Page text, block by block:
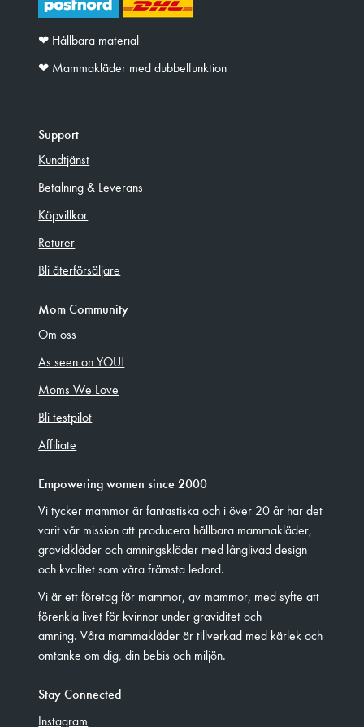
❤︎ Hållbara material
❤︎ Mammakläder med dubbelfunktion
Support
Kundtjänst
Betalning & Leverans
Köpvillkor
Returer
Bli återförsäljare
Mom Community
Om oss
As seen on YOU!
Moms We Love
Bli testpilot
Affiliate
Empowering women since 2000
Vi tycker mammor är fantastiska och i över 20 år har det
varit vår mission att producera hållbara mammakläder,
gravidkläder och amningskläder med långlivad design
och kvalitet som våra främsta ledord.
Vi är ett företag för mammor, av mammor, med syfte att
förenkla livet för kvinnor under graviditet och
amning. Våra mammakläder är tillverkad med kärlek och
omtanke om dig, din bebis och miljön.
Stay Connected
Instagram